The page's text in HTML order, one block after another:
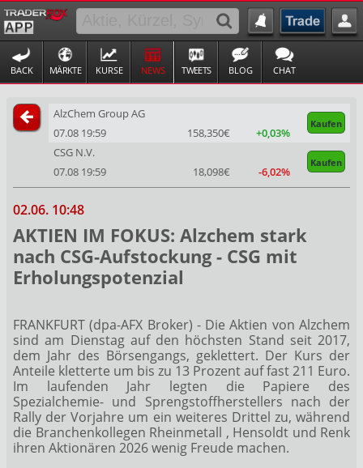
BACK MÄRKTE KURSE NEWS TWEETS BLOG CHAT
AlzChem Group AG
Kaufen
07.08 19:59 158,350€
+0,03%
CSG N.V.
Kaufen
07.08 19:59 18,098€ -6,02%
02.06. 10:48
AKTIEN IM FOKUS: Alzchem stark
nach CSG-Aufstockung - CSG mit
Erholungspotenzial
FRANKFURT (dpa-AFX Broker) - Die Aktien von Alzchem
sind am Dienstag auf den höchsten Stand seit 2017,
dem Jahr des Börsengangs, geklettert. Der Kurs der
Anteile kletterte um bis zu 13 Prozent auf fast 211 Euro.
Im laufenden Jahr legten die Papiere des
Spezialchemie- und Sprengstoffherstellers nach der
Rally der Vorjahre um ein weiteres Drittel zu, während
die Branchenkollegen Rheinmetall , Hensoldt und Renk
ihren Aktionären 2026 wenig Freude machen.